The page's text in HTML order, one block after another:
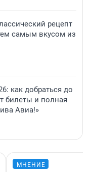
рецепт
самым вкусом из
как добраться до
билеты и полная
Авиа!»
МНЕНИЕ